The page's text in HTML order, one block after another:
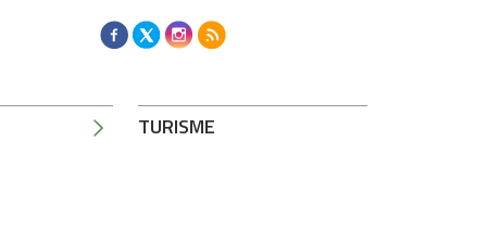
TURISME